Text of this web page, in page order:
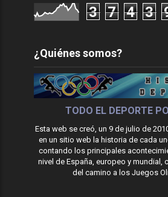
3 7 4 3
¿Quiénes somos?
TODO EL DEPORTE
Esta web se creó, un 9 de julio de
en un sitio web la historia de cada
contando los principales
nivel de España, europeo y mundial,
del camino a los Juegos